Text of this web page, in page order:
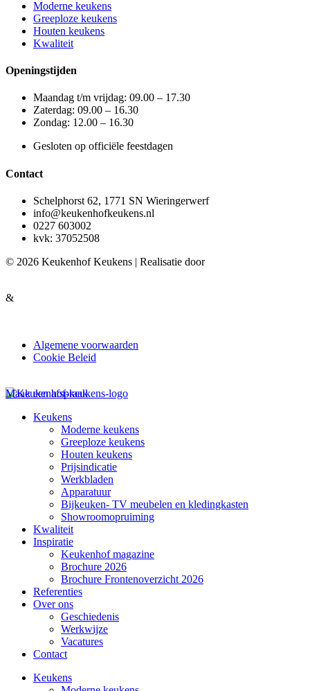
Moderne keukens
Greeploze keukens
Houten keukens
Kwaliteit
Openingstijden
Maandag t/m vrijdag: 09.00 – 17.30
Zaterdag: 09.00 – 16.30
Zondag: 12.00 – 16.30
Gesloten op officiële feestdagen
Contact
Schelphorst 62, 1771 SN Wieringerwerf
info@keukenhofkeukens.nl
0227 603002
kvk: 37052508
© 2026 Keukenhof Keukens | Realisatie door
&
Algemene voorwaarden
Cookie Beleid
Maak een afspraak
Keukens
Moderne keukens
Greeploze keukens
Houten keukens
Prijsindicatie
Werkbladen
Apparatuur
Bijkeuken- TV meubelen en kledingkasten
Showroomopruiming
Kwaliteit
Inspiratie
Keukenhof magazine
Brochure 2026
Brochure Frontenoverzicht 2026
Referenties
Over ons
Geschiedenis
Werkwijze
Vacatures
Contact
Keukens